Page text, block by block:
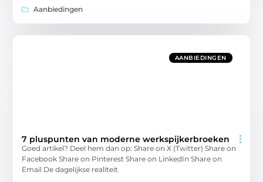
Aanbiedingen
AANBIEDINGEN
7 pluspunten van moderne werkspijkerbroeken
Goed artikel? Deel hem dan op: Share on X (Twitter) Share on
Facebook Share on Pinterest Share on LinkedIn Share on
Email De dagelijkse realiteit